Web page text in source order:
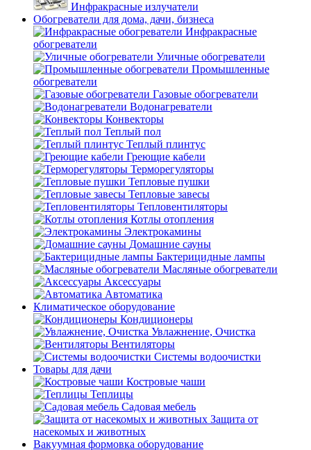
Инфракрасные излучатели
Обогреватели для дома, дачи, бизнеса
Инфракрасные
обогреватели
Уличные обогреватели
Промышленные
обогреватели
Газовые обогреватели
Водонагреватели
Конвекторы
Теплый пол
Теплый плинтус
Греющие кабели
Терморегуляторы
Тепловые пушки
Тепловые завесы
Тепловентиляторы
Котлы отопления
Электрокамины
Домашние сауны
Бактерицидные лампы
Масляные обогреватели
Аксессуары
Автоматика
Климатическое оборудование
Кондиционеры
Увлажнение, Очистка
Вентиляторы
Системы водоочистки
Товары для дачи
Костровые чаши
Теплицы
Садовая мебель
Защита от
насекомых и животных
Вакуумная формовка оборудование